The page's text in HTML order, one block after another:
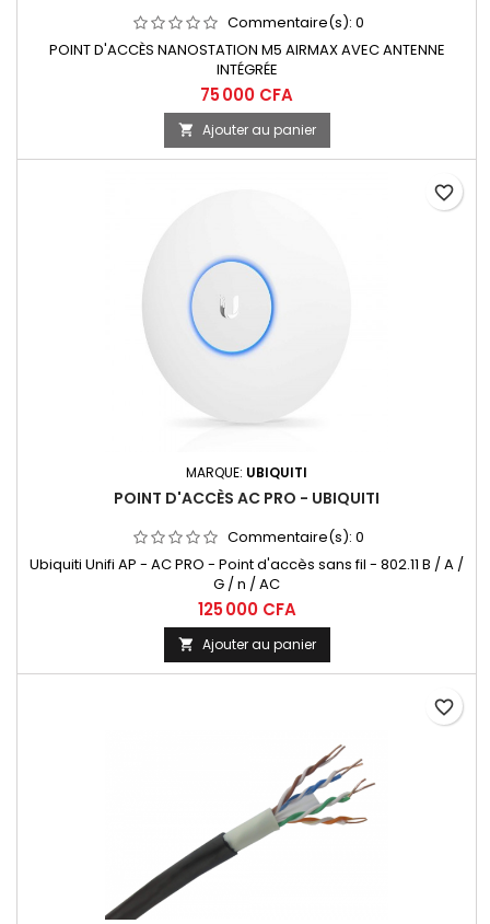
Commentaire(s): 0
POINT D'ACCÈS NANOSTATION M5 AIRMAX AVEC ANTENNE
INTÉGRÉE
75 000 CFA
 Ajouter au panier
MARQUE: UBIQUITI
POINT D'ACCÈS AC PRO - UBIQUITI
Commentaire(s): 0
Ubiquiti Unifi AP - AC PRO - Point d'accès sans fil - 802.11 B / A /
G / n / AC
125 000 CFA
 Ajouter au panier
favorite_border
favorite_border